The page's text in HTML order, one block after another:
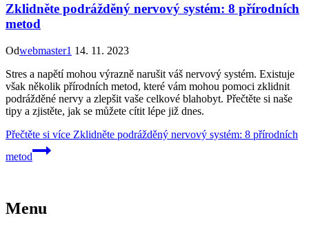
Zklidněte podrážděný nervový systém: 8 přírodních
metod
Odwebmaster1 14. 11. 2023
Stres a napětí mohou výrazně narušit váš nervový systém. Existuje
však několik přírodních metod, které vám mohou pomoci zklidnit
podrážděné nervy a zlepšit vaše celkové blahobyt. Přečtěte si naše
tipy a zjistěte, jak se můžete cítit lépe již dnes.
Přečtěte si více Zklidněte podrážděný nervový systém: 8 přírodních
metod
Menu